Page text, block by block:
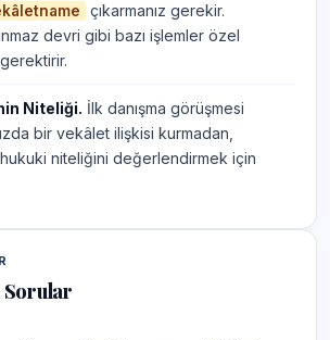
çıkarmanız gerekir.
devri gibi bazı işlemler özel
Niteliği. İlk danışma görüşmesi
bir vekâlet ilişkisi kurmadan,
niteliğini değerlendirmek için
Sorular